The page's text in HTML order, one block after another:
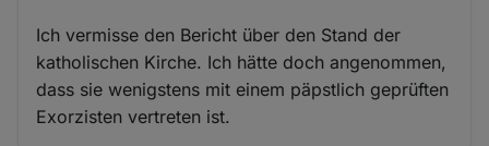
Ich vermisse den Bericht über den Stand der
katholischen Kirche. Ich hätte doch angenommen,
dass sie wenigstens mit einem päpstlich geprüften
Exorzisten vertreten ist.